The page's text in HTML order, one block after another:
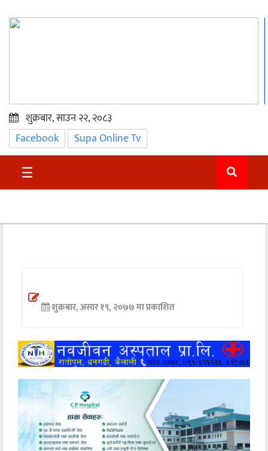
प्रमुख
समाचार
सुदुर
अन्तर्वार्ता
खेलकुद
मनोरञ्जन
अन्य
शुक्रबार, साउन २२, २०८३
Facebook Supa Online Tv
☰
शुक्रबार, असार १९, २०७७ मा प्रकाशित